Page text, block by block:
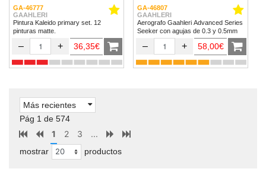
GA-46777
GAAHLERI
Pintura Kaleido primary set. 12
pinturas matte.
– + 36,35€
GA-46807
GAAHLERI
Aerografo Gaahleri Advanced Series
Seeker con agujas de 0.3 y 0.5mm
– + 58,00€
Más recientes
Pág 1 de 574
1 2 3 ...
mostrar productos